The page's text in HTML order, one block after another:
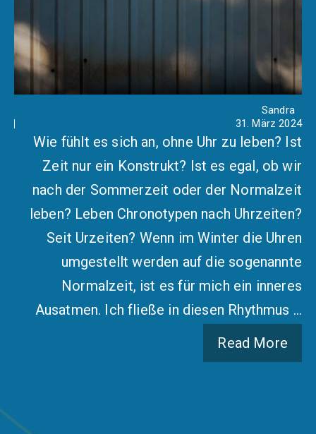
Sandra
31. März 2024
Wie fühlt es sich an, ohne Uhr zu leben? Ist
Zeit nur ein Konstrukt? Ist es egal, ob wir
nach der Sommerzeit oder der Normalzeit
leben? Leben Chronotypen nach Uhrzeiten?
Seit Urzeiten? Wenn im Winter die Uhren
umgestellt werden auf die sogenannte
Normalzeit, ist es für mich ein inneres
Ausatmen. Ich fließe in diesen Rhythmus …
Read More